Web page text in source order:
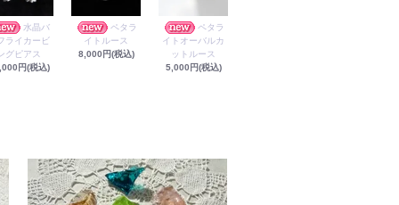
水晶バ
ライカービ
グピアス
円(税込)
ペタラ
イトルース
8,000円(税込)
ペタラ
イトオーバルカ
ットルース
5,000円(税込)